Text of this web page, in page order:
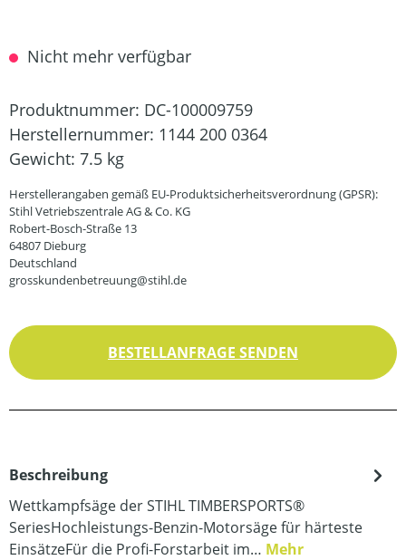
Nicht mehr verfügbar
Produktnummer: DC-100009759
Herstellernummer: 1144 200 0364
Gewicht: 7.5 kg
Herstellerangaben gemäß EU-Produktsicherheitsverordnung (GPSR):
Stihl Vetriebszentrale AG & Co. KG
Robert-Bosch-Straße 13
64807 Dieburg
Deutschland
grosskundenbetreuung@stihl.de
BESTELLANFRAGE SENDEN
Beschreibung
Wettkampfsäge der STIHL TIMBERSPORTS®
SeriesHochleistungs-Benzin-Motorsäge für härteste
EinsätzeFür die Profi-Forstarbeit im… Mehr